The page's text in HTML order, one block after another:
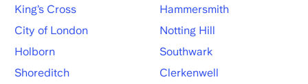
King’s Cross
City of London
Holborn
Shoreditch
Hammersmith
Notting Hill
Southwark
Clerkenwell